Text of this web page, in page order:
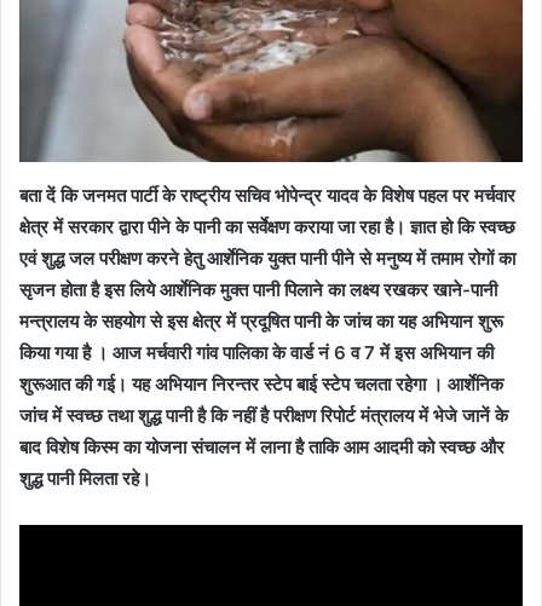
बता दें कि जनमत पार्टी के राष्ट्रीय सचिव भोपेन्द्र यादव के विशेष पहल पर मर्चवार
क्षेत्र में सरकार द्वारा पीने के पानी का सर्वेक्षण कराया जा रहा है। ज्ञात हो कि स्वच्छ
एवं शुद्ध जल परीक्षण करने हेतु आर्शेनिक युक्त पानी पीने से मनुष्य में तमाम रोगों का
सृजन होता है इस लिये आर्शेनिक मुक्त पानी पिलाने का लक्ष्य रखकर खाने-पानी
मन्त्रालय के सहयोग से इस क्षेत्र में प्रदूषित पानी के जांच का यह अभियान शुरू
किया गया है । आज मर्चवारी गांव पालिका के वार्ड नं 6 व 7 में इस अभियान की
शुरूआत की गई। यह अभियान निरन्तर स्टेप बाई स्टेप चलता रहेगा । आर्शेनिक
जांच में स्वच्छ तथा शुद्ध पानी है कि नहीं है परीक्षण रिपोर्ट मंत्रालय में भेजे जानें के
बाद विशेष किस्म का योजना संचालन‌ में लाना है ताकि आम आदमी को स्वच्छ और
शुद्ध पानी मिलता रहे।